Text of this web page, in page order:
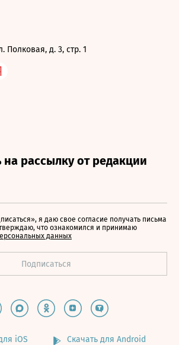
Полковая, д. 3, стр. 1
я даю свое согласие получать письма
что ознакомился и принимаю
данных
iOS Скачать для Android